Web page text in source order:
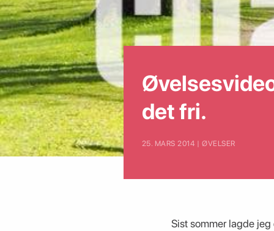
det fri.
25. MARS 2014 | ØVELSER
Sist sommer lagde